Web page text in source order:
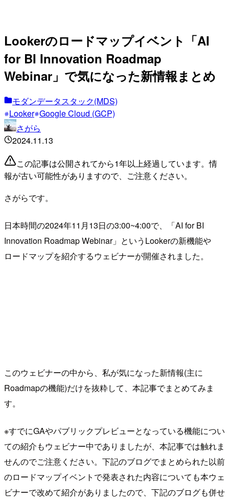
Lookerのロードマップイベント「AI
for BI Innovation Roadmap
Webinar」で気になった新情報まとめ
モダンデータスタック(MDS)
Looker Google Cloud (GCP)
さがら
2024.11.13
この記事は公開されてから1年以上経過しています。情
報が古い可能性がありますので、ご注意ください。
さがらです。
日本時間の2024年11月13日の3:00~4:00で、「AI for BI
Innovation Roadmap Webinar」というLookerの新機能や
ロードマップを紹介するウェビナーが開催されました。
このウェビナーの中から、私が気になった新情報(主に
Roadmapの機能)だけを抜粋して、本記事でまとめてみま
す。
※すでにGAやパブリックプレビューとなっている機能につい
ての紹介もウェビナー中でありましたが、本記事では触れま
せんのでご注意ください。下記のブログでまとめられた以前
のロードマップイベントで発表された内容についても本ウェ
ビナーで改めて紹介がありましたので、下記のブログも併せ